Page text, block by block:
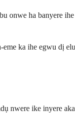
onwe ha banyere
ka ihe egwu dị
nwere ike inyere